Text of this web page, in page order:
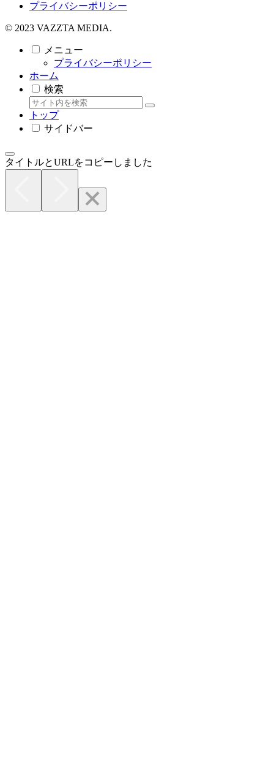
プライバシーポリシー
© 2023 VAZZTA MEDIA.
メニュー
プライバシーポリシー
ホーム
検索
トップ
サイドバー
タイトルとURLをコピーしました